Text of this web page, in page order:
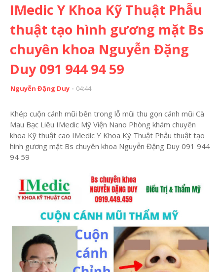
IMedic Y Khoa Kỹ Thuật Phẫu
thuật tạo hình gương mặt Bs
chuyên khoa Nguyễn Đặng
Duy 091 944 94 59
Nguyễn Đặng Duy 04:44
Khép cuộn cánh mũi bên trong lỗ mũi thu gọn cánh mũi Cà
Mau Bạc Liêu IMedic Mỹ Viện Nano Phòng khám chuyên
khoa Kỹ thuật cao IMedic Y Khoa Kỹ Thuật Phẫu thuật tạo
hình gương mặt Bs chuyên khoa Nguyễn Đặng Duy 091 944
94 59